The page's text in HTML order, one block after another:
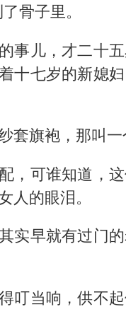
骨子里。
事儿，才二十
十七岁的新媳
套旗袍，那叫一
，可谁知道，
人的眼泪。
实早就有过门
叮当响，供不